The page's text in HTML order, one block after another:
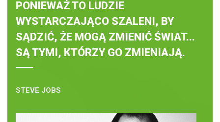
PONIEWAŻ TO LUDZIE
WYSTARCZAJĄCO SZALENI, BY
SĄDZIĆ, ŻE MOGĄ ZMIENIĆ ŚWIAT...
SĄ TYMI, KTÓRZY GO ZMIENIAJĄ.
STEVE JOBS